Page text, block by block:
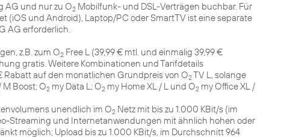
AG und nur zu O2 Mobilfunk- und DSL-Verträgen buchbar. Für
und Android), Laptop/PC oder SmartTV ist eine separate
AG erforderlich.
z.B. zum O2 Free L (39,99 € mtl. und einmalig 39,99 €
gratis. Weitere Kombinationen und Tarifdetails
auf den monatlichen Grundpreis von O2TV L, solange
M Boost; O2 my Data L; O2 my Home XL / L und O2 my Office XL /
unendlich im O2 Netz mit bis zu 1.000 KBit/s (im
Streaming und Internetanwendungen mit ähnlich hohen oder
möglich; Upload bis zu 1.000 KBit/s, im Durchschnitt 964